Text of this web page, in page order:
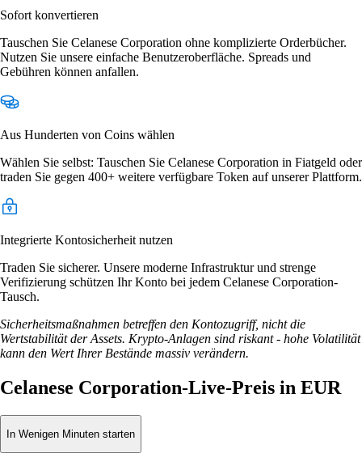
Sofort konvertieren
Tauschen Sie Celanese Corporation ohne komplizierte Orderbücher.
Nutzen Sie unsere einfache Benutzeroberfläche. Spreads und
Gebühren können anfallen.
Aus Hunderten von Coins wählen
Wählen Sie selbst: Tauschen Sie Celanese Corporation in Fiatgeld oder
traden Sie gegen 400+ weitere verfügbare Token auf unserer Plattform.
Integrierte Kontosicherheit nutzen
Traden Sie sicherer. Unsere moderne Infrastruktur und strenge
Verifizierung schützen Ihr Konto bei jedem Celanese Corporation-
Tausch.
Sicherheitsmaßnahmen betreffen den Kontozugriff, nicht die
Wertstabilität der Assets. Krypto-Anlagen sind riskant - hohe Volatilität
kann den Wert Ihrer Bestände massiv verändern.
Celanese Corporation-Live-Preis in EUR
In Wenigen Minuten starten